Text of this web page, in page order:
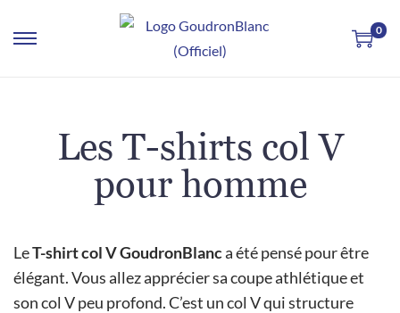
0
Les T-shirts col V
pour homme
LeT-shirt col V GoudronBlanca été pensé pour être
élégant. Vous allez apprécier sa coupe athlétique et
son col V peu profond. C’est un col V qui structure